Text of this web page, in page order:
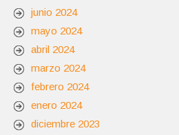
junio 2024
mayo 2024
abril 2024
marzo 2024
febrero 2024
enero 2024
diciembre 2023